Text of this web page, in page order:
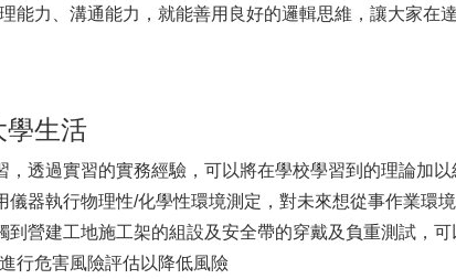
能力、溝通能力，就能善用良好的邏輯思維，讓大家在
學生活
，透過實習的實務經驗，可以將在學校學習到的理論加以
儀器執行物理性/化學性環境測定，對未來想從事作業環
到營建工地施工架的組設及安全帶的穿戴及負重測試，
行危害風險評估以降低風險